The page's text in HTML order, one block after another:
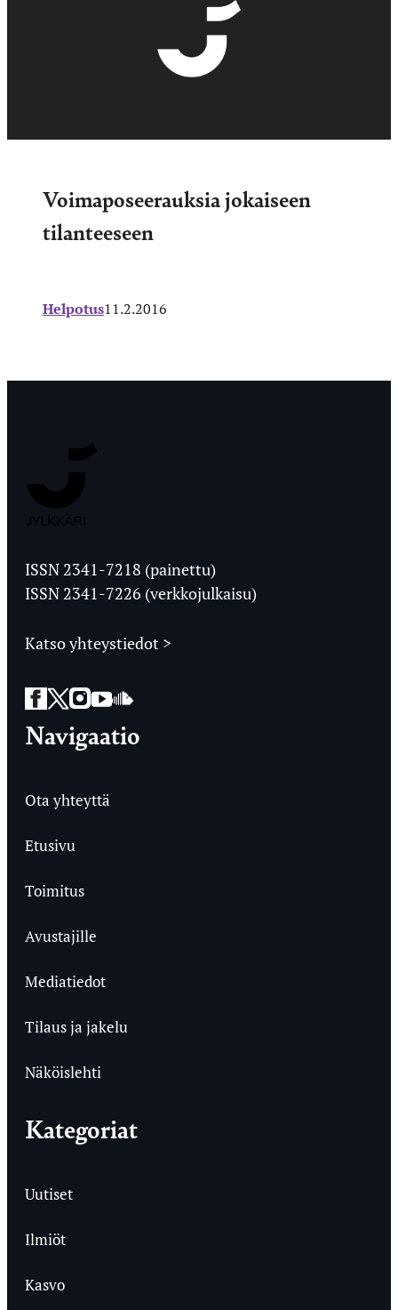
Voimaposeerauksia jokaiseen
tilanteeseen
Helpotus11.2.2016
Ylioppilaslehti
ISSN 2341-7218 (painettu)
ISSN 2341-7226 (verkkojulkaisu)
Katso yhteystiedot >
Facebook
Twitter
Instagram
YouTube
SoundCloud
Navigaatio
Ota yhteyttä
Etusivu
Toimitus
Avustajille
Mediatiedot
Tilaus ja jakelu
Näköislehti
Kategoriat
Uutiset
Ilmiöt
Kasvo